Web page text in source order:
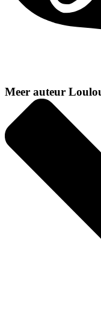
Meer auteur